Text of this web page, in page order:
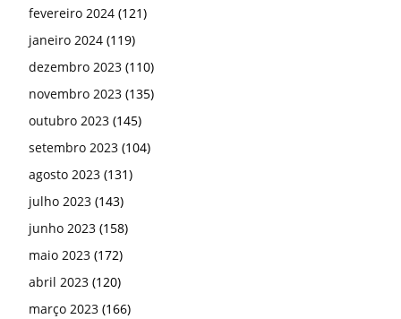
fevereiro 2024 (121)
janeiro 2024 (119)
dezembro 2023 (110)
novembro 2023 (135)
outubro 2023 (145)
setembro 2023 (104)
agosto 2023 (131)
julho 2023 (143)
junho 2023 (158)
maio 2023 (172)
abril 2023 (120)
março 2023 (166)